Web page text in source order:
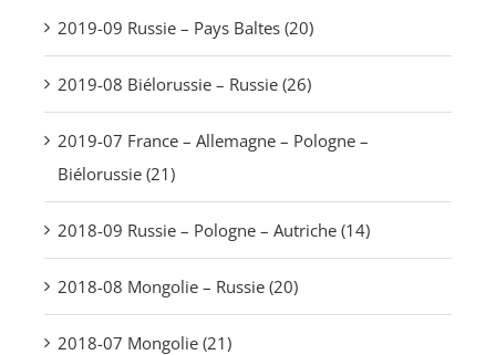
2019-09 Russie – Pays Baltes (20)
2019-08 Biélorussie – Russie (26)
2019-07 France – Allemagne – Pologne –
Biélorussie (21)
2018-09 Russie – Pologne – Autriche (14)
2018-08 Mongolie – Russie (20)
2018-07 Mongolie (21)